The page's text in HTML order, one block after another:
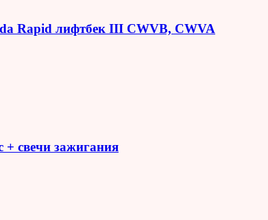
Rapid лифтбек III CWVB, CWVA
свечи зажигания